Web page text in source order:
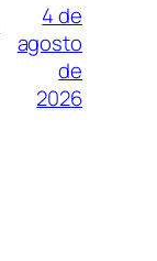
4 de
agosto
de
2026